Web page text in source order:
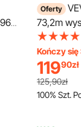
i
Oferty
73,2m
na
Kończy się
11990zł
125,90zł
100% Szt.